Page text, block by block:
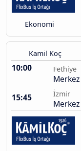
Ekonomi
Kamil Koç
10:00 Fethiye
15:45
İzmir